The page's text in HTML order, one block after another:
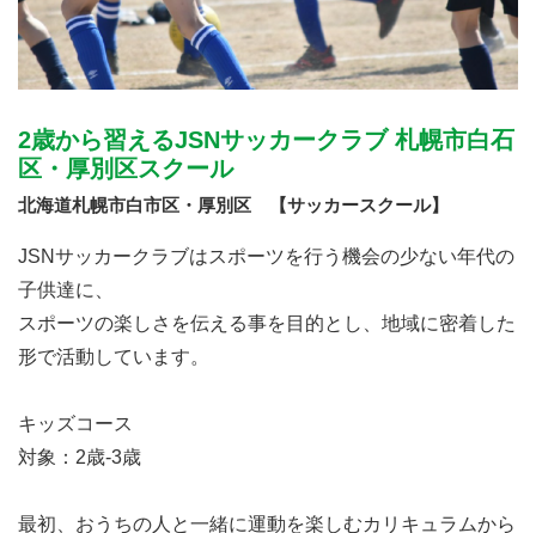
2歳から習えるJSNサッカークラブ 札幌市白石
区・厚別区スクール
北海道札幌市白市区・厚別区 【サッカースクール】
JSNサッカークラブはスポーツを行う機会の少ない年代の
子供達に、
スポーツの楽しさを伝える事を目的とし、地域に密着した
形で活動しています。
キッズコース
対象：2歳-3歳
最初、おうちの人と一緒に運動を楽しむカリキュラムから